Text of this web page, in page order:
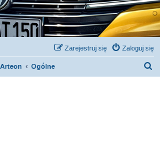
Zaloguj się
Zarejestruj się
Ogólne